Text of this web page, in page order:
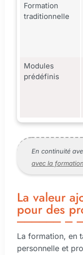
Formation
traditionnelle
Modules
prédéfinis
En continuité
avec la
La valeur
pour des
La formation, en
personnelle et